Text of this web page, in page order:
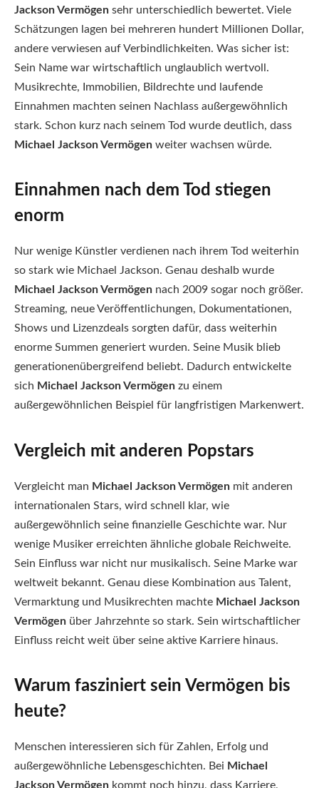
Jackson Vermögen sehr unterschiedlich bewertet. Viele
Schätzungen lagen bei mehreren hundert Millionen Dollar,
andere verwiesen auf Verbindlichkeiten. Was sicher ist:
Sein Name war wirtschaftlich unglaublich wertvoll.
Musikrechte, Immobilien, Bildrechte und laufende
Einnahmen machten seinen Nachlass außergewöhnlich
stark. Schon kurz nach seinem Tod wurde deutlich, dass
Michael Jackson Vermögen weiter wachsen würde.
Einnahmen nach dem Tod stiegen
enorm
Nur wenige Künstler verdienen nach ihrem Tod weiterhin
so stark wie Michael Jackson. Genau deshalb wurde
Michael Jackson Vermögen nach 2009 sogar noch größer.
Streaming, neue Veröffentlichungen, Dokumentationen,
Shows und Lizenzdeals sorgten dafür, dass weiterhin
enorme Summen generiert wurden. Seine Musik blieb
generationenübergreifend beliebt. Dadurch entwickelte
sich Michael Jackson Vermögen zu einem
außergewöhnlichen Beispiel für langfristigen Markenwert.
Vergleich mit anderen Popstars
Vergleicht man Michael Jackson Vermögen mit anderen
internationalen Stars, wird schnell klar, wie
außergewöhnlich seine finanzielle Geschichte war. Nur
wenige Musiker erreichten ähnliche globale Reichweite.
Sein Einfluss war nicht nur musikalisch. Seine Marke war
weltweit bekannt. Genau diese Kombination aus Talent,
Vermarktung und Musikrechten machte Michael Jackson
Vermögen über Jahrzehnte so stark. Sein wirtschaftlicher
Einfluss reicht weit über seine aktive Karriere hinaus.
Warum fasziniert sein Vermögen bis
heute?
Menschen interessieren sich für Zahlen, Erfolg und
außergewöhnliche Lebensgeschichten. Bei Michael
Jackson Vermögen kommt noch hinzu, dass Karriere,